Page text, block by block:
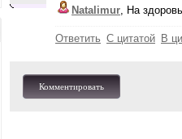
Natalimur, На
Ответить С цитатой В
Комментировать